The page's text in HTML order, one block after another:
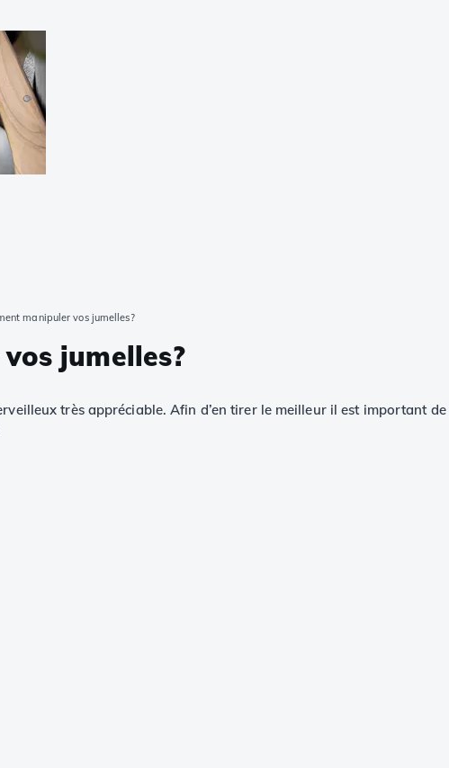
manipuler vos jumelles?
jumelles?
très appréciable. Afin d’en tirer le meilleur il est important